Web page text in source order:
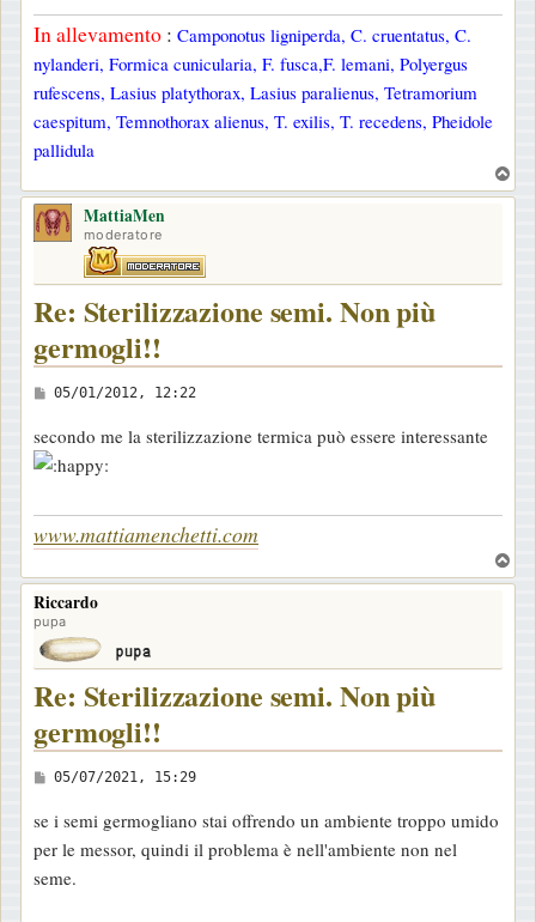
g
i
o
In allevamento : Camponotus ligniperda, C. cruentatus, C.
nylanderi, Formica cunicularia, F. fusca,F. lemani, Polyergus
rufescens, Lasius platythorax, Lasius paralienus, Tetramorium
caespitum, Temnothorax alienus, T. exilis, T. recedens, Pheidole
pallidula
o
MattiaMen
moderatore
Re: Sterilizzazione semi. Non più
germogli!!
M
s
s
g
i
o
05/01/2012, 12:22
secondo me la sterilizzazione termica può essere interessante
www.mattiamenchetti.com
o
Riccardo
pupa
Re: Sterilizzazione semi. Non più
germogli!!
M
s
s
a
05/07/2021, 15:29
se i semi germogliano stai offrendo un ambiente troppo umido
per le messor, quindi il problema è nell'ambiente non nel
seme.